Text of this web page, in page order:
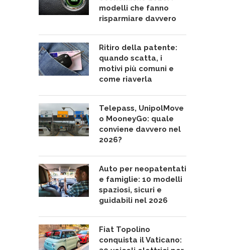
modelli che fanno
risparmiare davvero
Ritiro della patente:
quando scatta, i
motivi più comuni e
come riaverla
Telepass, UnipolMove
o MooneyGo: quale
conviene davvero nel
2026?
Auto per neopatentati
e famiglie: 10 modelli
spaziosi, sicuri e
guidabili nel 2026
Fiat Topolino
conquista il Vaticano: